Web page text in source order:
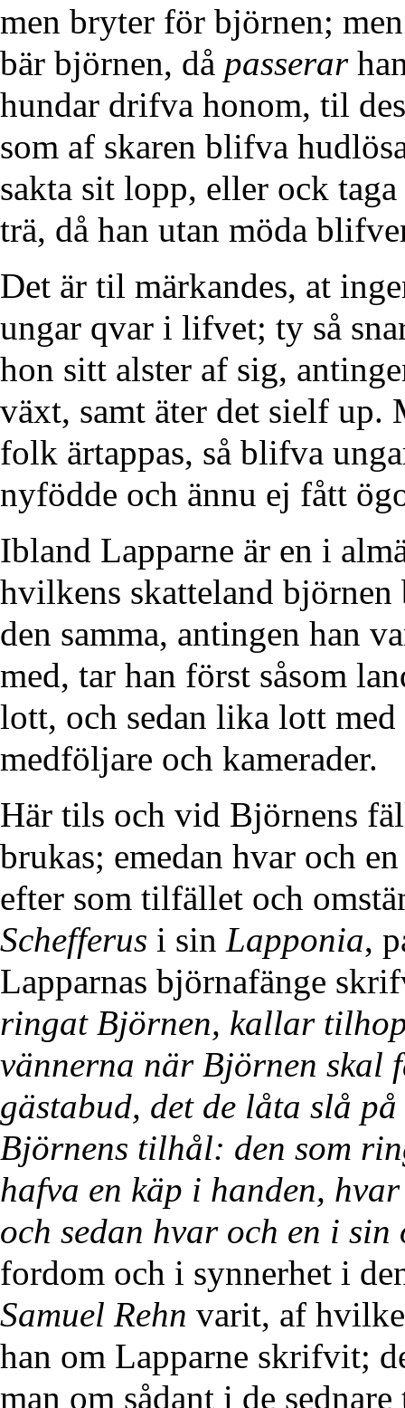
men bryter för björnen;
bär björnen, då passerar
hundar drifva honom, til
som af skaren blifva
sakta sit lopp, eller ock
trä, då han utan möda
Det är til märkandes, at
ungar qvar i lifvet; ty så
hon sitt alster af sig,
växt, samt äter det sielf up.
folk ärtappas, så blifva
nyfödde och ännu ej fått
Ibland Lapparne är en i
hvilkens skatteland
den samma, antingen han
med, tar han först såsom
lott, och sedan lika lott med
medföljare och kamerader.
Här tils och vid Björnens
brukas; emedan hvar och
efter som tilfället och
Schefferus i sin Lapponia,
Lapparnas björnafänge
ringat Björnen, kallar
vännerna när Björnen skal
gästabud, det de låta slå
Björnens tilhål: den som
hafva en käp i handen,
och sedan hvar och en i
fordom och i synnerhet i
Samuel Rehn varit, af
han om Lapparne skrifvit;
man om sådant i de